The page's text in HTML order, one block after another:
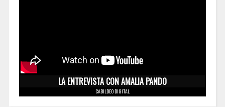
LA ENTREVISTA CON AMALIA PANDO
CABILDEO DIGITAL